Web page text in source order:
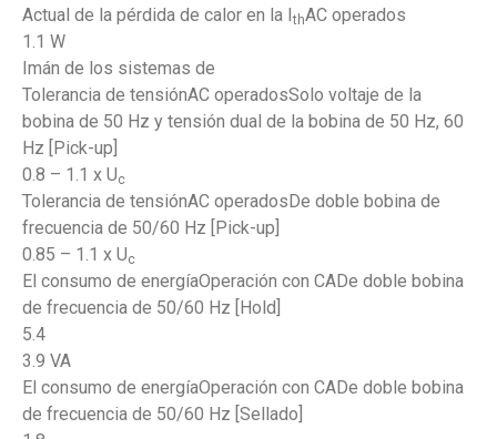
Actual de la pérdida de calor en la IthAC operados
1.1 W
Imán de los sistemas de
Tolerancia de tensiónAC operadosSolo voltaje de la
bobina de 50 Hz y tensión dual de la bobina de 50 Hz, 60
Hz [Pick-up]
0.8 – 1.1 x Uc
Tolerancia de tensiónAC operadosDe doble bobina de
frecuencia de 50/60 Hz [Pick-up]
0.85 – 1.1 x Uc
El consumo de energíaOperación con CADe doble bobina
de frecuencia de 50/60 Hz [Hold]
5.4
3.9 VA
El consumo de energíaOperación con CADe doble bobina
de frecuencia de 50/60 Hz [Sellado]